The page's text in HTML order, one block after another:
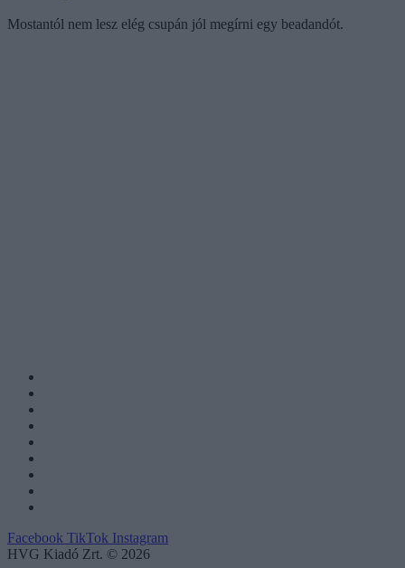
Mostantól nem lesz elég csupán jól megírni egy beadandót.
Facebook TikTok Instagram
HVG Kiadó Zrt. © 2026